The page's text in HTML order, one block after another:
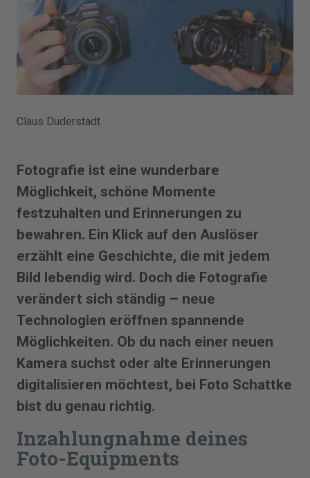
Claus Duderstadt
Fotografie ist eine wunderbare
Möglichkeit, schöne Momente
festzuhalten und Erinnerungen zu
bewahren. Ein Klick auf den Auslöser
erzählt eine Geschichte, die mit jedem
Bild lebendig wird. Doch die Fotografie
verändert sich ständig – neue
Technologien eröffnen spannende
Möglichkeiten. Ob du nach einer neuen
Kamera suchst oder alte Erinnerungen
digitalisieren möchtest, bei Foto Schattke
bist du genau richtig.
Inzahlungnahme deines
Foto-Equipments